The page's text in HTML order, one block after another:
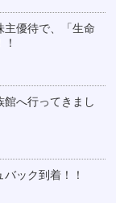
主優待で、「生命
館へ行ってきまし
バック到着！！